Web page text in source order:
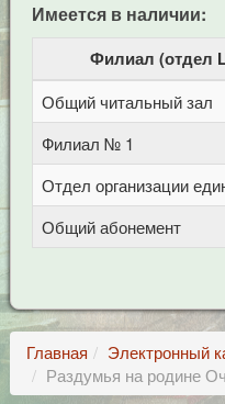
Имеется в наличии:
Филиал (отдел
Общий читальный зал
Филиал № 1
Отдел организации
Общий абонемент
Главная
Электронный
Раздумья на родине